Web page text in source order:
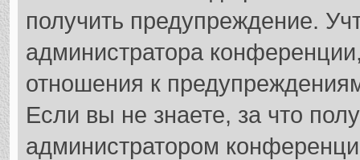
получить предупреждение.
администратора
отношения к
Если вы не знаете, за что
администратором